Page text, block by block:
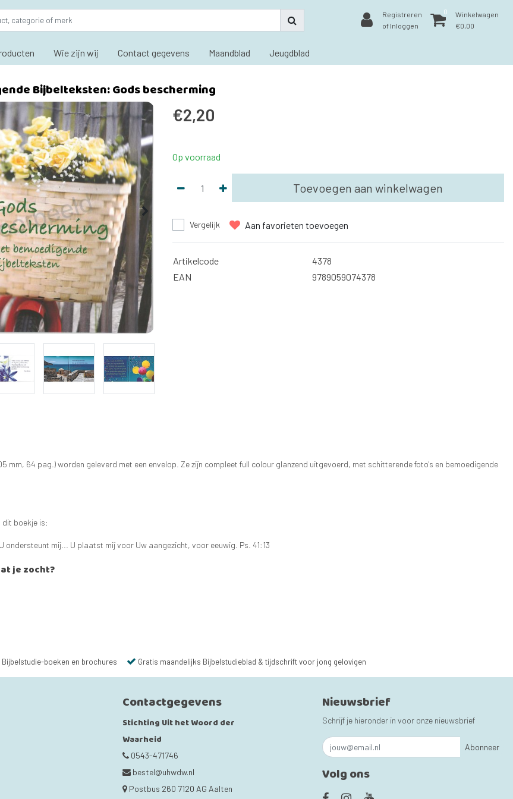
Registreren
of Inloggen
0
Winkelwagen
€0,00
Wie zijn wij Contact gegevens Maandblad Jeugdblad
Bijbelteksten: Gods bescherming
€2,20
Op voorraad
Toevoegen aan winkelwagen
Vergelijk Aan favorieten toevoegen
Artikelcode
4378
EAN
9789059074378
mm, 64 pag.) worden geleverd met een envelop. Ze zijn compleet full colour glanzend uitgevoerd, met schitterende foto's en bemoedigende
dit boekje is:
ondersteunt mij... U plaatst mij voor Uw aangezicht, voor eeuwig. Ps. 41:13
je zocht?
boeken en brochures Gratis maandelijks Bijbelstudieblad & tijdschrift voor jong gelovigen
Contactgegevens
Stichting Uit het Woord der
Waarheid
0543-471746
bestel@uhwdw.nl
Postbus 260 7120 AG Aalten
Nieuwsbrief
Schrijf je hieronder in voor onze nieuwsbrief
Abonneer
Volg ons